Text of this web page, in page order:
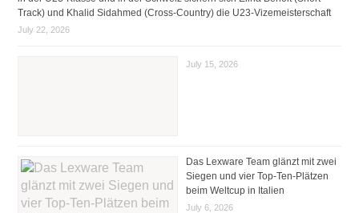
Track) und Khalid Sidahmed (Cross-Country) die U23-Vizemeisterschaft
July 22, 2026
July 15, 2026
Das Lexware Team glänzt mit zwei
Siegen und vier Top-Ten-Plätzen
beim Weltcup in Italien
July 6, 2026